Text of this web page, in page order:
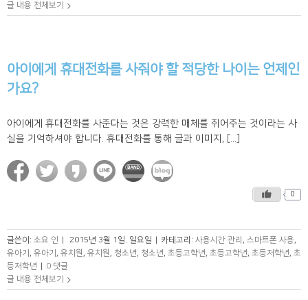
글 내용 전체보기
아이에게 휴대전화를 사줘야 할 적당한 나이는 언제인
가요?
아이에게 휴대전화를 사준다는 것은 강력한 매체를 쥐어주는 것이라는 사
실을 기억하셔야 합니다. 휴대전화를 통해 글과 이미지, [...]
0
글쓴이: 소요 인 2015년 3월 1일. 일요일 카테고리: 사용시간 관리 , 스마트폰 사용,
유아기 , 유아기 , 유치원 , 유치원 , 청소년, 청소년, 초등고학년, 초등고학년, 초등저학년, 초
등저학년
0 댓글
글 내용 전체보기